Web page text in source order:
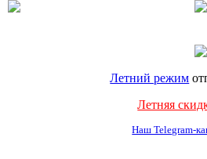
Летний режим
Летняя
Наш Telegram-